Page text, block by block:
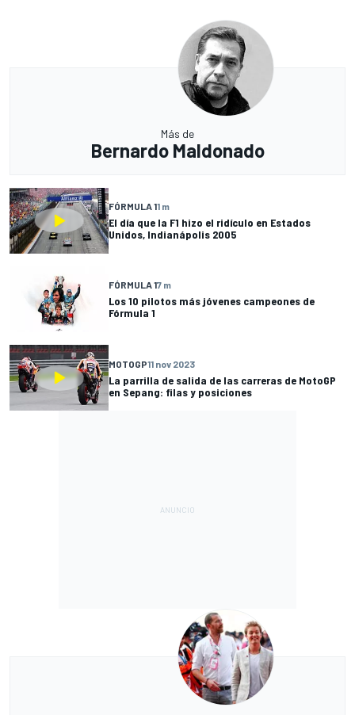
Más de
Bernardo Maldonado
FÓRMULA 11 m
El día que la F1 hizo el ridículo en Estados
Unidos, Indianápolis 2005
FÓRMULA 17 m
Los 10 pilotos más jóvenes campeones de
Fórmula 1
MOTOGP11 nov 2023
La parrilla de salida de las carreras de MotoGP
en Sepang: filas y posiciones